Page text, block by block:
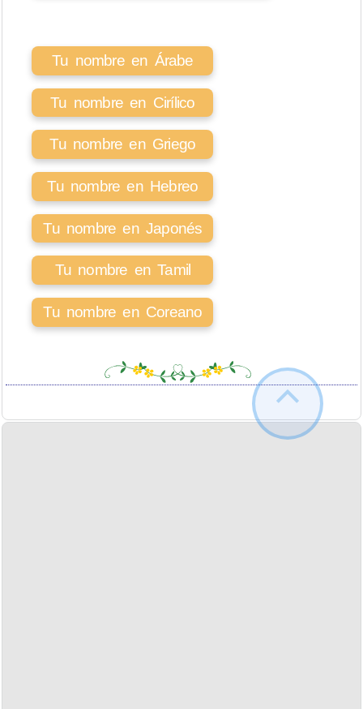
Tu nombre en Árabe
Tu nombre en Cirílico
Tu nombre en Griego
Tu nombre en Hebreo
Tu nombre en Japonés
Tu nombre en Tamil
Tu nombre en Coreano